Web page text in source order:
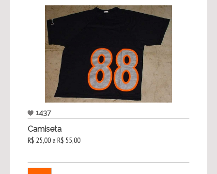
1437
Camiseta
R$ 25,00 a R$ 55,00